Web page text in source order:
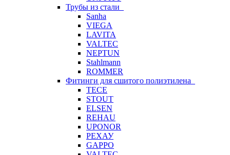
Трубы из стали
Sanha
VIEGA
LAVITA
VALTEC
NEPTUN
Stahlmann
ROMMER
Фитинги для сшитого полиэтилена
TECE
STOUT
ELSEN
REHAU
UPONOR
РЕХАУ
GAPPO